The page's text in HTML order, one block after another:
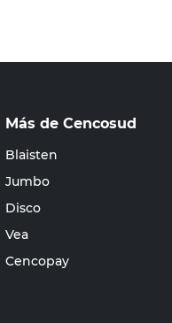
Más de Cencosud
Blaisten
Jumbo
Disco
Vea
Cencopay